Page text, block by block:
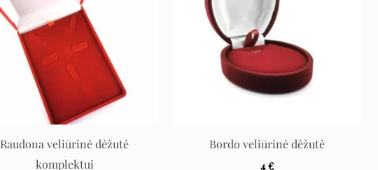
Raudona veliūrinė dėžutė
komplektui
Bordo veliūrinė dėžutė
4€